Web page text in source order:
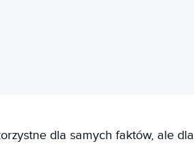
dla samych faktów, ale dla